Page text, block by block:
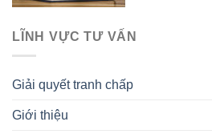
LĨNH VỰC TƯ VẤN
Giải quyết tranh chấp
Giới thiệu